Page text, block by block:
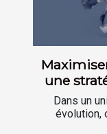
une
Dans un
évolution,